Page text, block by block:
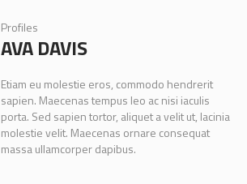
Profiles
AVA DAVIS
Etiam eu molestie eros, commodo hendrerit
sapien. Maecenas tempus leo ac nisi iaculis
porta. Sed sapien tortor, aliquet a velit ut, lacinia
molestie velit. Maecenas ornare consequat
massa ullamcorper dapibus.